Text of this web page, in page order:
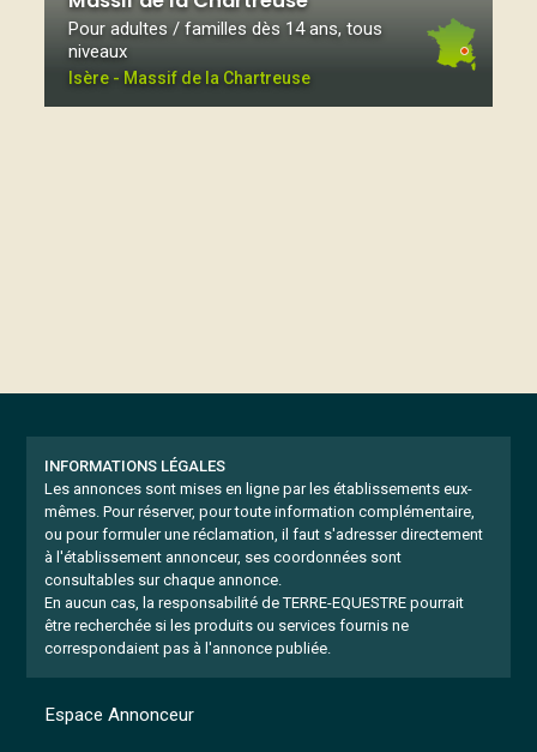
Pour adultes / familles dès 14 ans, tous
niveaux
Isère - Massif de la Chartreuse
INFORMATIONS LÉGALES
Les annonces sont mises en ligne par les établissements eux-
mêmes. Pour réserver, pour toute information complémentaire,
ou pour formuler une réclamation, il faut s'adresser directement
à l'établissement annonceur, ses coordonnées sont
consultables sur chaque annonce.
En aucun cas, la responsabilité de TERRE-EQUESTRE pourrait
être recherchée si les produits ou services fournis ne
correspondaient pas à l'annonce publiée.
Espace Annonceur